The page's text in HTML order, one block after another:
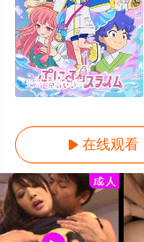
更新至第12集
 在线观看